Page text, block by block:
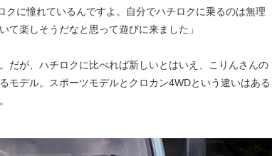
クに憧れているんですよ。自分でハチロクに乗るのは無理
て楽しそうだなと思って遊びに来ました」
だが、ハチロクに比べれば新しいとはいえ、こりんさんの
モデル。スポーツモデルとクロカン4WDという違いはある